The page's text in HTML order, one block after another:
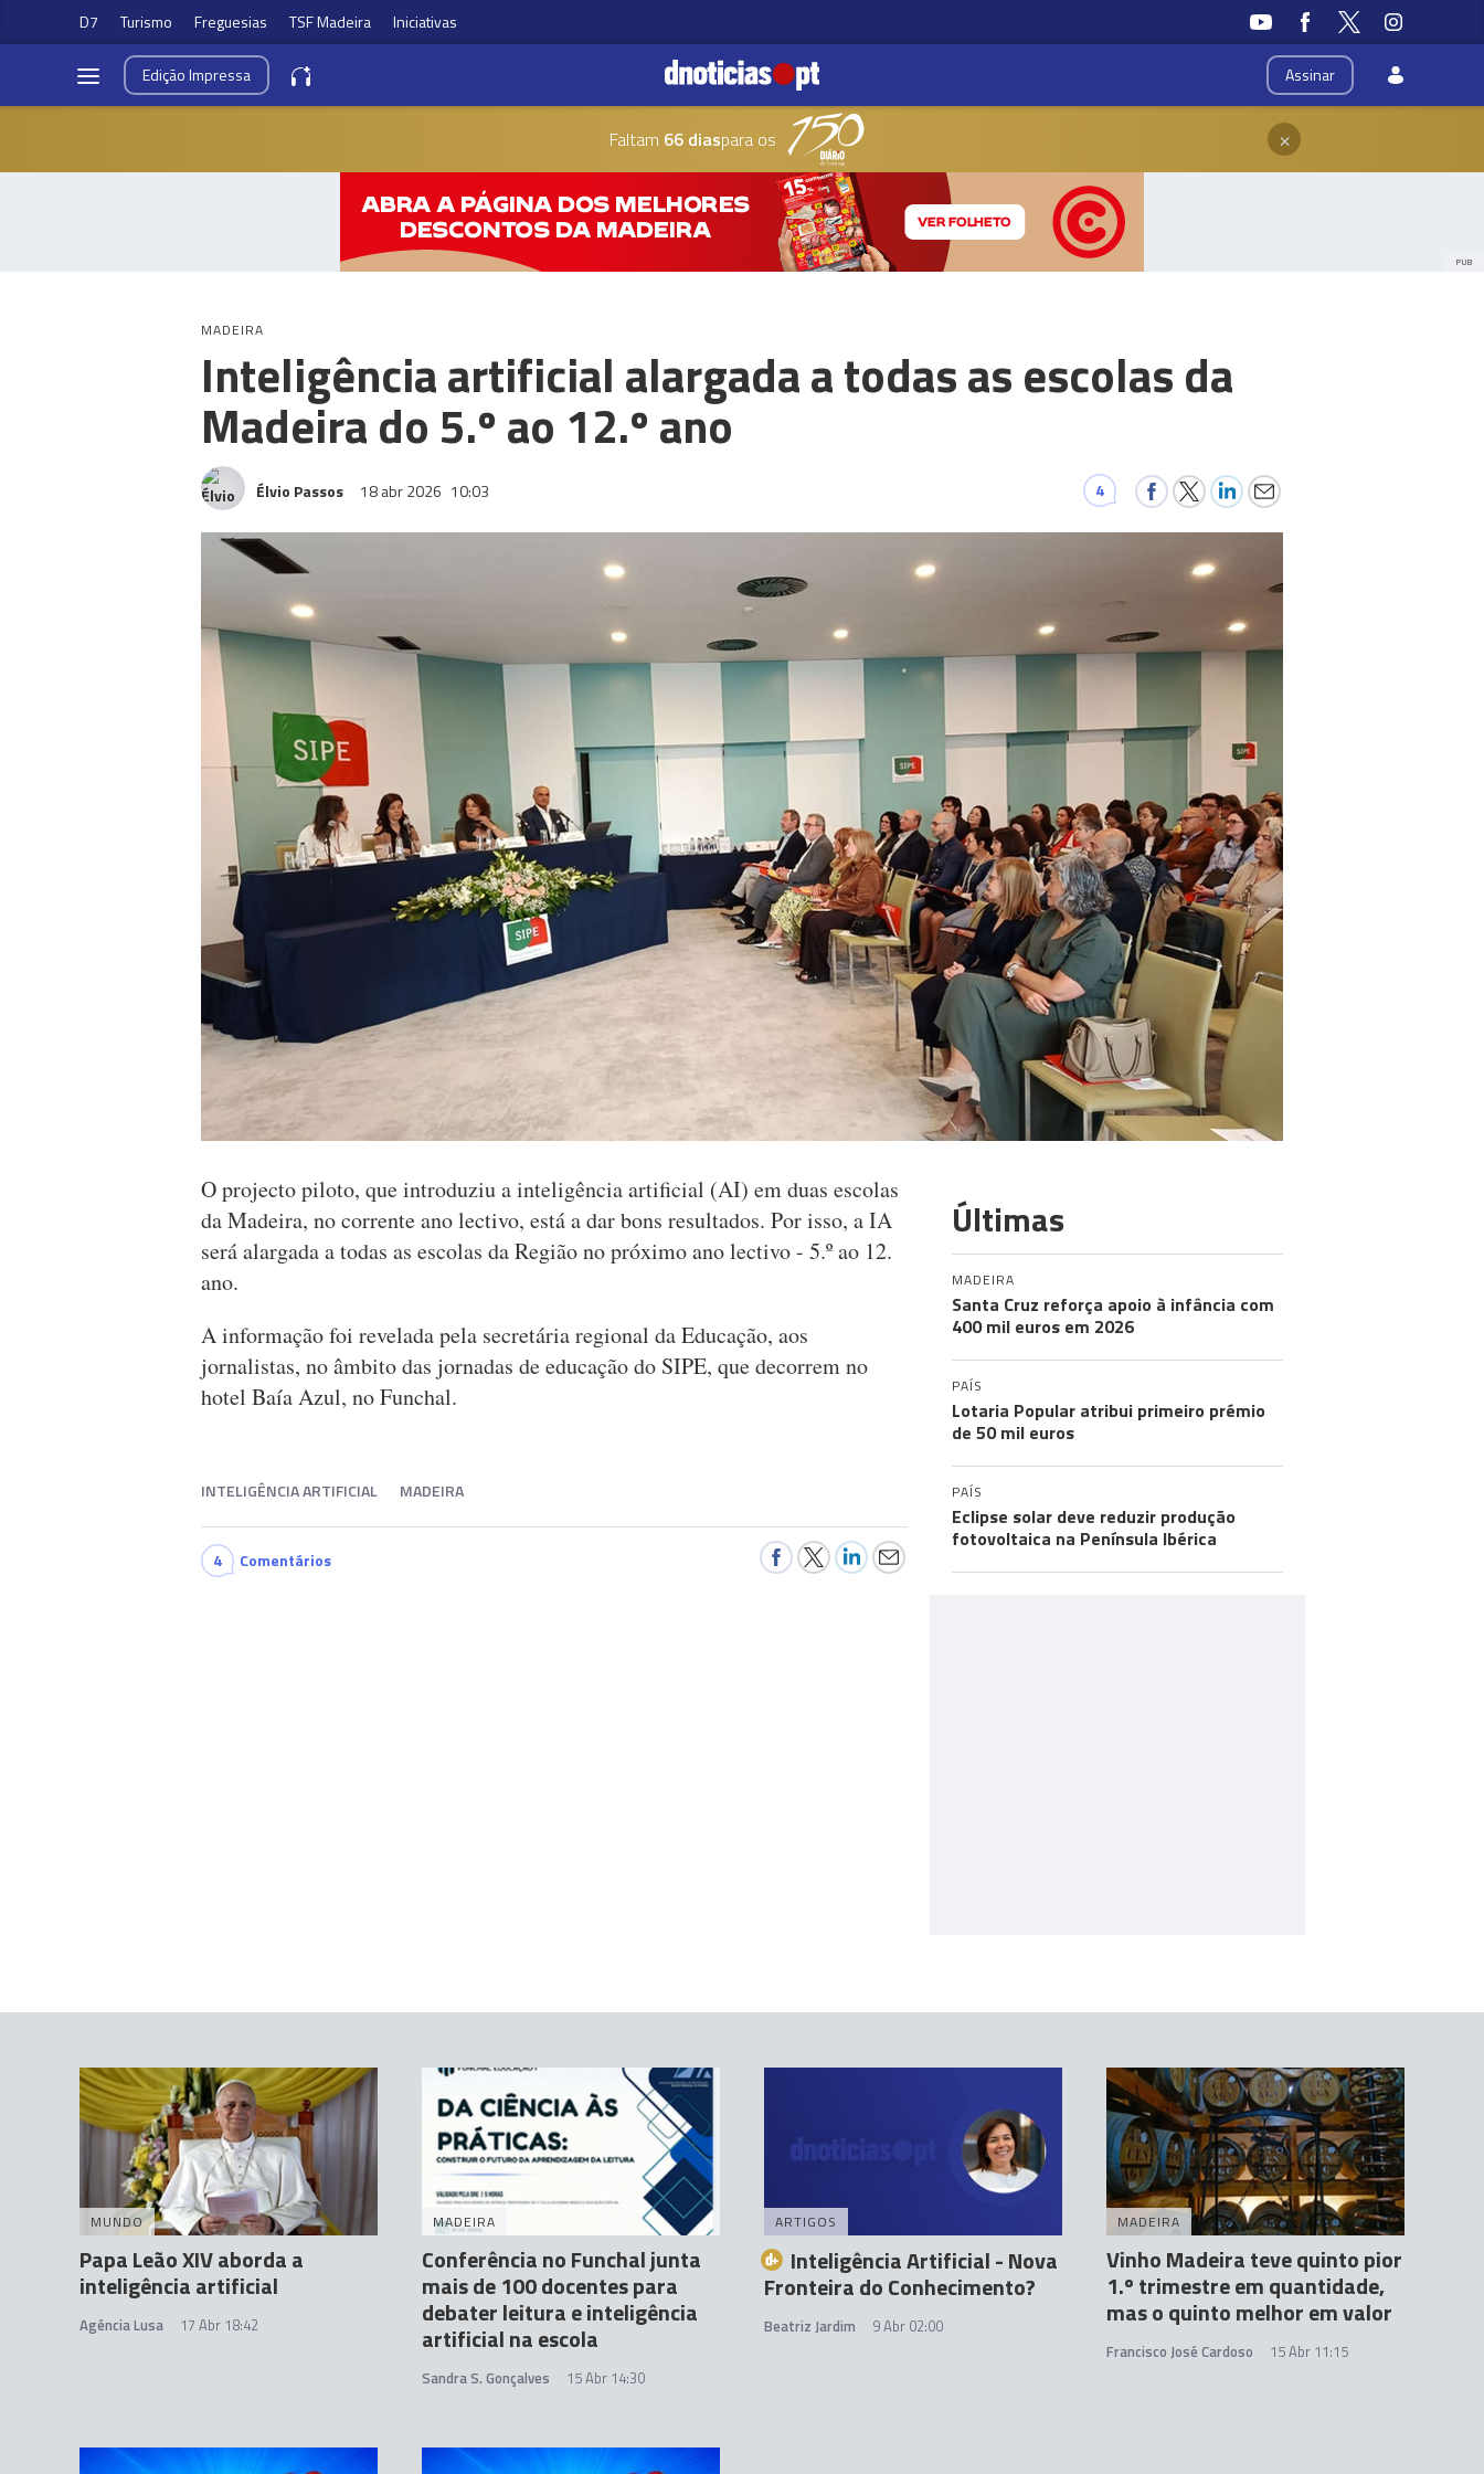
D7 Turismo Freguesias TSF Madeira Iniciativas
Assinar
EdiçãoImpressa
Faltam 66 diaspara os ×
PUB
MADEIRA
Inteligência artificial alargada a todas as escolas da
Madeira do 5.º ao 12.º ano
Élvio Passos 18 abr 2026 10:03 4
O projecto piloto, que introduziu a inteligência artificial (AI) em duas escolas
da Madeira, no corrente ano lectivo, está a dar bons resultados. Por isso, a IA
será alargada a todas as escolas da Região no próximo ano lectivo - 5.º ao 12.
ano.
A informação foi revelada pela secretária regional da Educação, aos
jornalistas, no âmbito das jornadas de educação do SIPE, que decorrem no
hotel Baía Azul, no Funchal.
INTELIGÊNCIA ARTIFICIAL MADEIRA
4 Comentários
Últimas
MADEIRA
Santa Cruz reforça apoio à infância com
400 mil euros em 2026
PAÍS
Lotaria Popular atribui primeiro prémio
de 50 mil euros
PAÍS
Eclipse solar deve reduzir produção
fotovoltaica na Península Ibérica
MUNDO
Papa Leão XIV aborda a
inteligência artificial
Agência Lusa 17 Abr 18:42
MADEIRA
Conferência no Funchal junta
mais de 100 docentes para
debater leitura e inteligência
artificial na escola
Sandra S. Gonçalves 15 Abr 14:30
ARTIGOS
Inteligência Artificial - Nova
Fronteira do Conhecimento?
Beatriz Jardim 9 Abr 02:00
MADEIRA
Vinho Madeira teve quinto pior
1.º trimestre em quantidade,
mas o quinto melhor em valor
Francisco José Cardoso 15 Abr 11:15